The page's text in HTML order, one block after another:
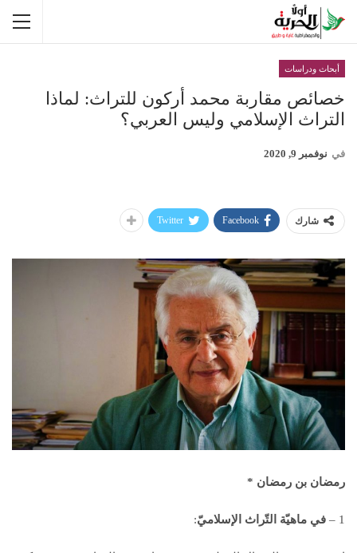
أبحاث ودراسات
خصائص مقاربة محمد أركون للتراث: لماذا
التراث الإسلامي وليس العربي؟
في نوفمبر 9, 2020
شارك Facebook
Twitter
رمضان بن رمضان *
1 – في ماهيّة التّراث الإسلاميّ: